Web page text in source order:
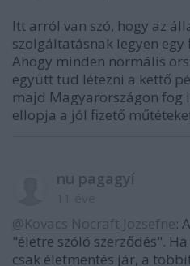
Itt arról van szó, hogy az
szolgáltatásnak legyen
Ahogy minden normális
együtt tud létezni a kettő
majd Magyarországon fog
ellopja a jól fizető
nu pagagyí
@Kovacs Nocraft Jozsefne:
"életre szóló szerződés".
csak életmentés jár, a